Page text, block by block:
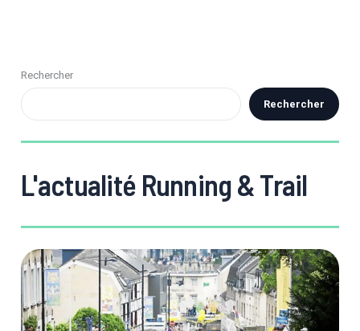
Rechercher
Rechercher
L'actualité Running & Trail